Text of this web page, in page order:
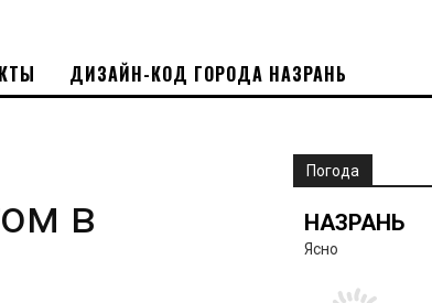
ДИЗАЙН-КОД ГОРОДА НАЗРАНЬ
в
Погода
НАЗРАНЬ
Ясно